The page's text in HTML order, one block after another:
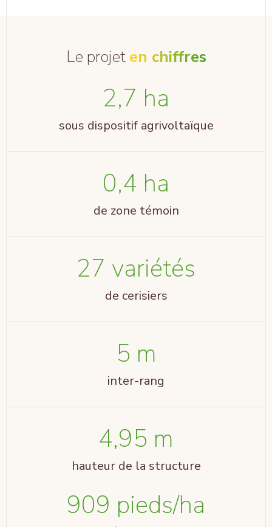
Le projet en chiffres
2,7 ha
sous dispositif agrivoltaïque
0,4 ha
de zone témoin
27 variétés
de cerisiers
5 m
inter-rang
4,95 m
hauteur de la structure
909 pieds/ha